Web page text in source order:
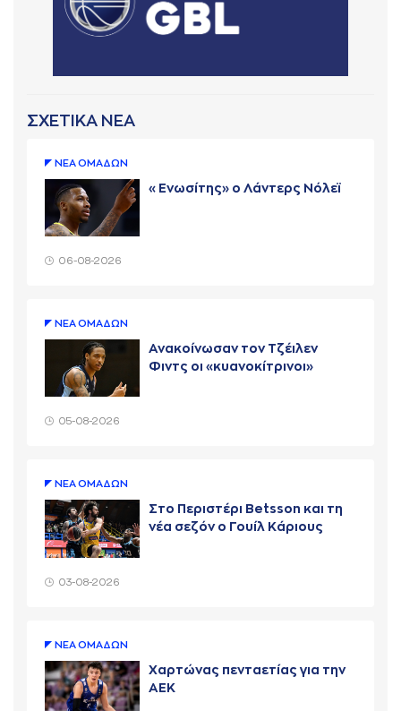
ΣΧΕΤΙΚΑ ΝΕΑ
ΝΕA ΟΜAΔΩΝ
«Ενωσίτης» ο Λάντερς Νόλεϊ
06-08-2026
ΝΕA ΟΜAΔΩΝ
Ανακοίνωσαν τον Τζέιλεν
Φιντς οι «κυανοκίτρινοι»
05-08-2026
ΝΕA ΟΜAΔΩΝ
Στο Περιστέρι Betsson και τη
νέα σεζόν ο Γουίλ Κάριους
03-08-2026
ΝΕA ΟΜAΔΩΝ
Χαρτώνας πενταετίας για την
ΑΕΚ